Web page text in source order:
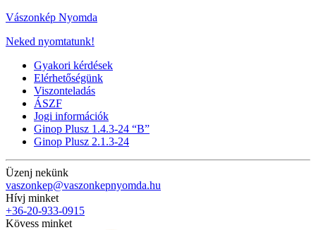
Vászonkép Nyomda
Neked nyomtatunk!
Gyakori kérdések
Elérhetőségünk
Viszonteladás
ÁSZF
Jogi információk
Ginop Plusz 1.4.3-24 “B”
Ginop Plusz 2.1.3-24
Üzenj nekünk
vaszonkep@vaszonkepnyomda.hu
Hívj minket
+36-20-933-0915
Kövess minket